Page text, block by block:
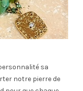
sa
notre pierre de